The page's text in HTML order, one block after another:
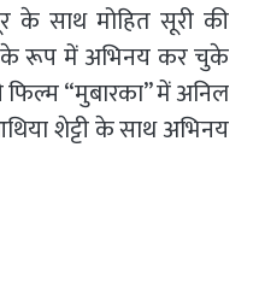
के साथ मोहित सूरी की
के रूप में अभिनय कर चुके
फिल्म “मुबारका” में अनिल
शेट्टी के साथ अभिनय